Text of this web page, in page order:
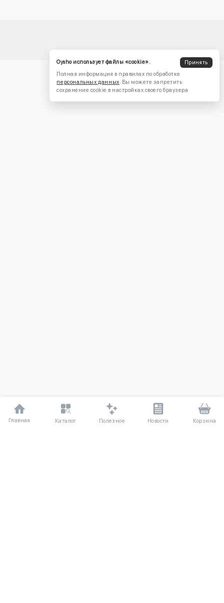
Главная Каталог Полезное Новости Корзина
Oysho использует файлы «cookie».
Принять
Полная информация в правилах по обработке
персональных данных. Вы можете запретить
сохранение cookie в настройках своего браузера